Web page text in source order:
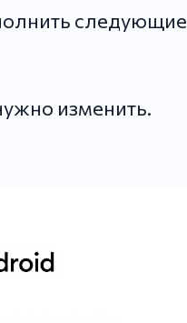
следующие
изменить.